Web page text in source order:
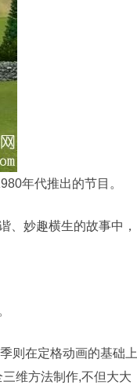
年代推出的节目。
、妙趣横生的故事中，
则在定格动画的基础上
维方法制作,不但大大